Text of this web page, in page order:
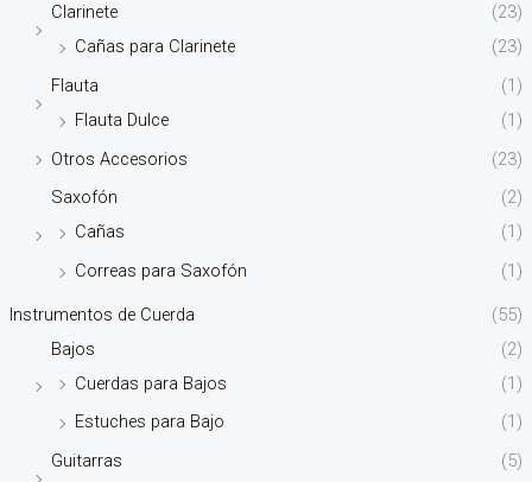
Clarinete
(23)
Cañas para Clarinete
(23)
Flauta
(1)
Flauta Dulce
(1)
Otros Accesorios
(23)
Saxofón
(2)
Cañas
(1)
Correas para Saxofón
(1)
Instrumentos de Cuerda
(55)
Bajos
(2)
Cuerdas para Bajos
(1)
Estuches para Bajo
(1)
Guitarras
(5)